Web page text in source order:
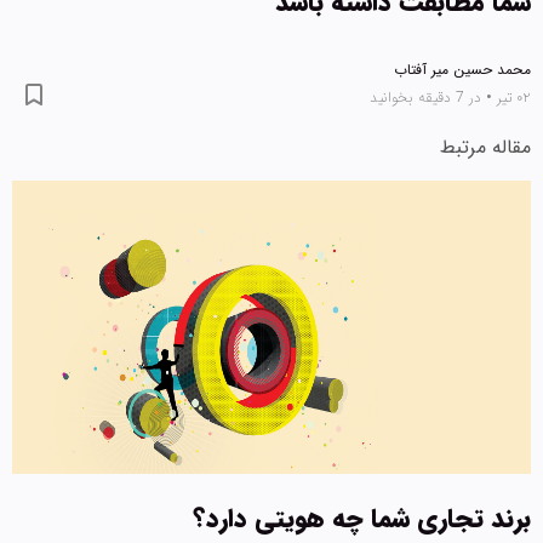
حسین میر آفتاب
• در 7 دقیقه بخوانید
مرتبط
تجاری شما چه هویتی دارد؟